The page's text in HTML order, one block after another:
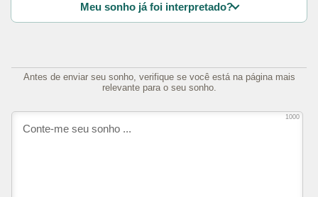
Meu sonho já foi interpretado?
Antes de enviar seu sonho, verifique se você está na página mais
relevante para o seu sonho.
1000